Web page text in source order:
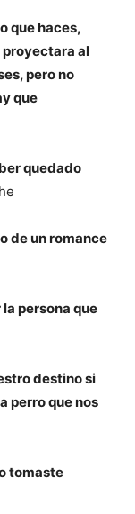
que haces,
proyectara al
pero no
que
quedado
de un romance
persona que
destino si
perro que nos
tomaste